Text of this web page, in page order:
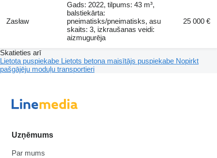
Zasław
Gads: 2022, tilpums: 43 m³,
balstiekārta:
pneimatisks/pneimatisks, asu
skaits: 3, izkraušanas veidi:
aizmugurēja
25 000 €
Skatieties arī
Lietota puspiekabe Lietots betona maisītājs puspiekabe Nopirkt
pašgājēju moduļu transportieri
Uzņēmums
Par mums